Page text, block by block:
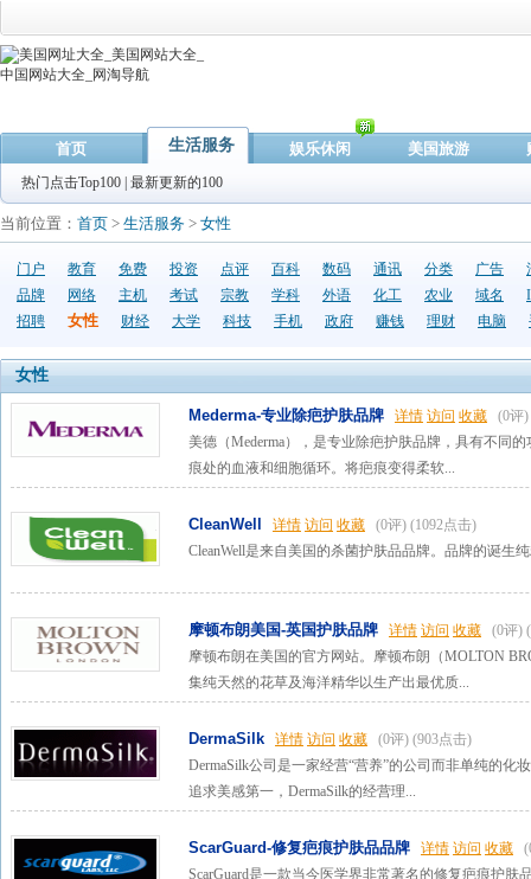
首页 生活服务 娱乐休闲 美国旅游
热门点击Top100 最新更新的100
当前位置： 首页 > 生活服务 > 女性
门户 教育 免费 投资 点评 百科 数码 通讯 分类 广告
品牌
网络 主机 考试 宗教 学科 外语 化工 农业 域名
招聘
女性 财经 大学 科技 手机 政府 赚钱 理财 电脑
女性
Mederma-专业除疤护肤品牌 详情 访问 收藏
(0评)
美德（Mederma），是专业除疤护肤品牌，具有不同
痕处的血液和细胞循环。将疤痕变得柔软...
CleanWell 详情 访问 收藏 (0评) (1092点击)
CleanWell是来自美国的杀菌护肤品品牌。品牌的诞生
摩顿布朗美国-英国护肤品牌 详情 访问 收藏 (0评)
摩顿布朗在美国的官方网站。摩顿布朗（MOLTON
集纯天然的花草及海洋精华以生产出最优质...
DermaSilk 详情 访问 收藏 (0评) (903点击)
DermaSilk公司是一家经营“营养”的公司而非单纯的化
追求美感第一，DermaSilk的经营理...
ScarGuard-修复疤痕护肤品品牌 详情 访问 收藏
ScarGuard是一款当今医学界非常著名的修复疤痕护